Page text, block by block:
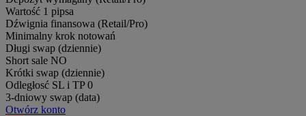
Wartość 1 pipsa
Dźwignia finansowa (Retail/Pro)
Minimalny krok notowań
Długi swap (dziennie)
Short sale NO
Krótki swap (dziennie)
Odległosć SL i TP 0
3-dniowy swap (data)
Otwórz konto